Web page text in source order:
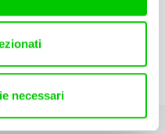
necessari